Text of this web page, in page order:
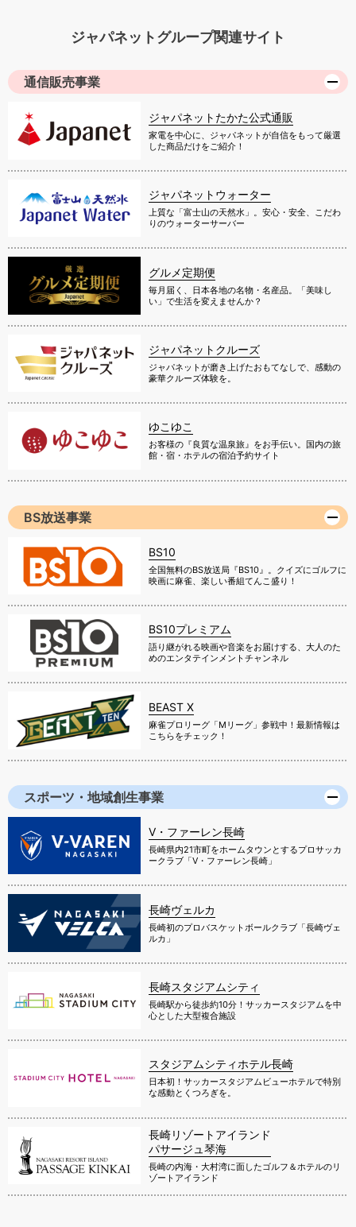
ジャパネットグループ関連サイト
通信販売事業
ジャパネットたかた公式通販
家電を中心に、ジャパネットが自信をもって厳選
した商品だけをご紹介！
ジャパネットウォーター
上質な「富士山の天然水」。安心・安全、こだわ
りのウォーターサーバー
グルメ定期便
毎月届く、日本各地の名物・名産品。「美味し
い」で生活を変えませんか？
ジャパネットクルーズ
ジャパネットが磨き上げたおもてなしで、感動の
豪華クルーズ体験を。
ゆこゆこ
お客様の『良質な温泉旅』をお手伝い。国内の旅
館・宿・ホテルの宿泊予約サイト
BS放送事業
BS10
全国無料のBS放送局『BS10』。クイズにゴルフに
映画に麻雀、楽しい番組てんこ盛り！
BS10プレミアム
語り継がれる映画や音楽をお届けする、大人のた
めのエンタテインメントチャンネル
BEAST X
麻雀プロリーグ「Mリーグ」参戦中！最新情報は
こちらをチェック！
スポーツ・地域創生事業
V・ファーレン長崎
長崎県内21市町をホームタウンとするプロサッカ
ークラブ「V・ファーレン長崎」
長崎ヴェルカ
長崎初のプロバスケットボールクラブ「長崎ヴェ
ルカ」
長崎スタジアムシティ
長崎駅から徒歩約10分！サッカースタジアムを中
心とした大型複合施設
スタジアムシティホテル長崎
日本初！サッカースタジアムビューホテルで特別
な感動とくつろぎを。
長崎リゾートアイランド
パサージュ琴海
長崎の内海・大村湾に面したゴルフ＆ホテルのリ
ゾートアイランド